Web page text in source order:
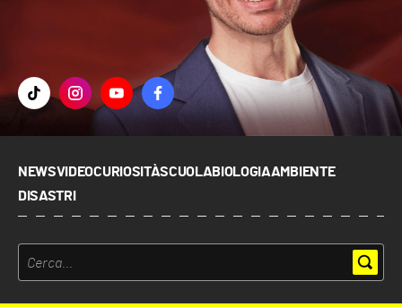
NEWSVIDEOCURIOSITÀSCUOLABIOLOGIAAMBIENTE
DISASTRI